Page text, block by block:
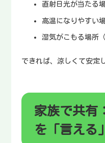
直射日光が当たる
高温になりやすい
湿気がこもる場所
できれば、涼しくて安定
家族で共有
を「言える